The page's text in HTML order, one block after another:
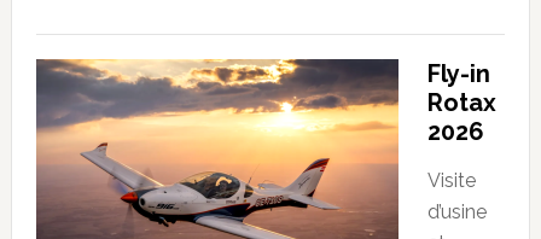
Fly-in
Rotax
2026
Visite
d’usine